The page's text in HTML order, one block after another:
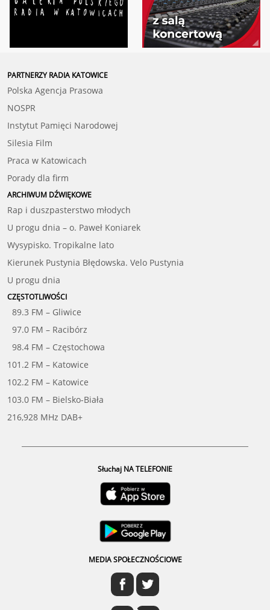
PARTNERZY RADIA KATOWICE
Polska Agencja Prasowa
NOSPR
Instytut Pamięci Narodowej
Silesia Film
Praca w Katowicach
Porady dla firm
ARCHIWUM DŹWIĘKOWE
Rap i duszpasterstwo młodych
U progu dnia – o. Paweł Koniarek
Wysypisko. Tropikalne lato
Kierunek Pustynia Błędowska. Velo Pustynia
U progu dnia
CZĘSTOTLIWOŚCI
89.3 FM – Gliwice
97.0 FM – Racibórz
98.4 FM – Częstochowa
101.2 FM – Katowice
102.2 FM – Katowice
103.0 FM – Bielsko-Biała
216,928 MHz DAB+
Słuchaj NA TELEFONIE
MEDIA SPOŁECZNOŚCIOWE